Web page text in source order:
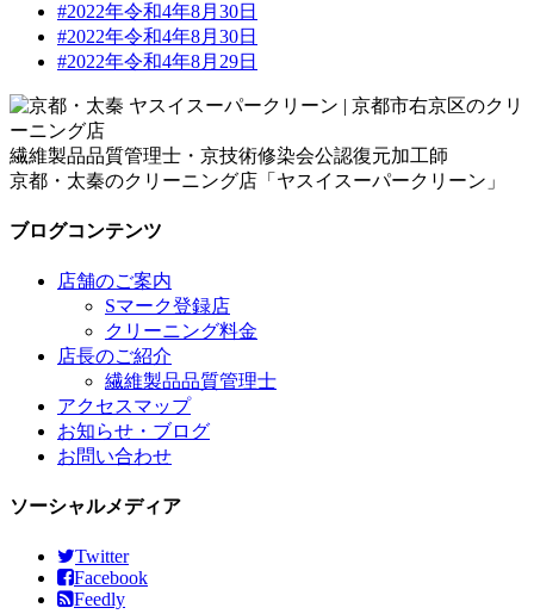
#2022年令和4年8月30日
#2022年令和4年8月30日
#2022年令和4年8月29日
繊維製品品質管理士・京技術修染会公認復元加工師
京都・太秦のクリーニング店「ヤスイスーパークリーン」
ブログコンテンツ
店舗のご案内
Sマーク登録店
クリーニング料金
店長のご紹介
繊維製品品質管理士
アクセスマップ
お知らせ・ブログ
お問い合わせ
ソーシャルメディア
Twitter
Facebook
Feedly